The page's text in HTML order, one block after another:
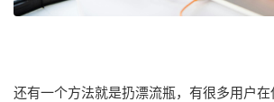
还有一个方法就是扔漂流瓶，有很多用户